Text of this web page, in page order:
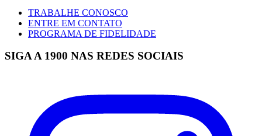
TRABALHE CONOSCO
ENTRE EM CONTATO
PROGRAMA DE FIDELIDADE
SIGA A 1900 NAS REDES SOCIAIS